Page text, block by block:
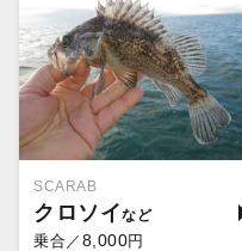
SCARAB
クロソイ
乗合／ 8,000円